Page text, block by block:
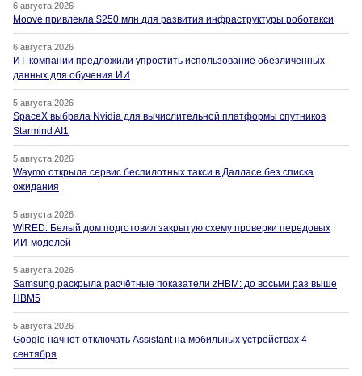
6 августа 2026
Moove привлекла $250 млн для развития инфраструктуры роботакси
6 августа 2026
ИТ-компании предложили упростить использование обезличенных
данных для обучения ИИ
5 августа 2026
SpaceX выбрала Nvidia для вычислительной платформы спутников
Starmind AI1
5 августа 2026
Waymo открыла сервис беспилотных такси в Далласе без списка
ожидания
5 августа 2026
WIRED: Белый дом подготовил закрытую схему проверки передовых
ИИ-моделей
5 августа 2026
Samsung раскрыла расчётные показатели zHBM: до восьми раз выше
HBM5
5 августа 2026
Google начнет отключать Assistant на мобильных устройствах 4
сентября